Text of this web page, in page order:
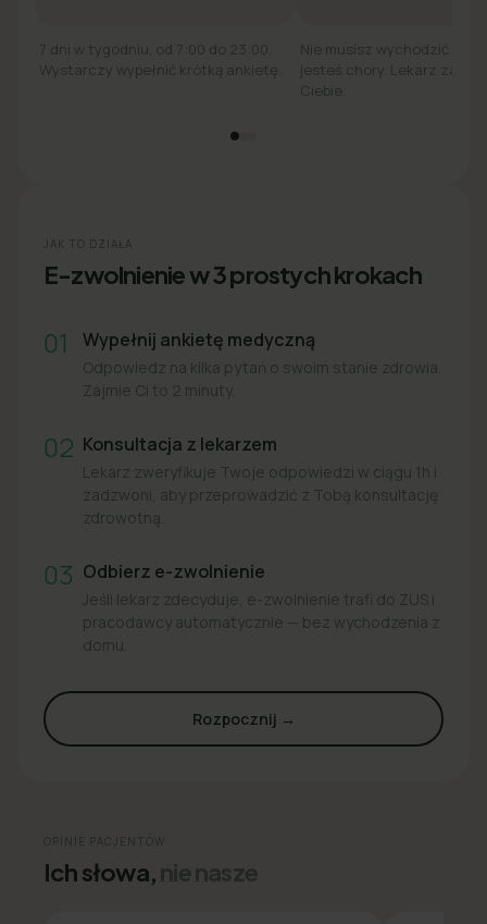
7 dni w tygodniu, od 7:00 do 23:00.
Wystarczy wypełnić krótką ankietę.
Nie musisz wychodzić z
jesteś chory. Lekarz
Ciebie.
JAK TO DZIAŁA
E-zwolnienie w 3 prostych krokach
01 Wypełnij ankietę medyczną
Odpowiedz na kilka pytań o swoim stanie zdrowia.
Zajmie Ci to 2 minuty.
02 Konsultacja z lekarzem
Lekarz zweryfikuje Twoje odpowiedzi w ciągu 1h i
zadzwoni, aby przeprowadzić z Tobą konsultację
zdrowotną.
03 Odbierz e-zwolnienie
Jeśli lekarz zdecyduje, e-zwolnienie trafi do ZUS i
pracodawcy automatycznie — bez wychodzenia z
domu.
Rozpocznij →
OPINIE PACJENTÓW
Ich słowa,nie nasze